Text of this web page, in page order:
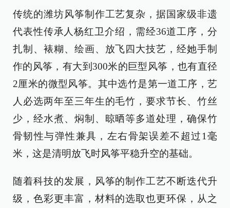
传统的潍坊风筝制作工艺复杂，据国家级非遗
代表性传承人杨红卫介绍，需经36道工序，分
扎制、裱糊、绘画、放飞四大技艺，经她手制
作的风筝，有大到300米的巨型风筝，也有直径
2厘米的微型风筝。其中选竹是第一道工序，艺
人必选两年至三年生的毛竹，要求节长、竹丝
少，经水煮、焖制、晾晒等多道处理，确保竹
骨韧性与弹性兼具，左右骨架误差不超过1毫
米，这是清明放飞时风筝平稳升空的基础。
随着科技的发展，风筝的制作工艺不断迭代升
级，色彩更丰富，材料的选取也更环保，从之